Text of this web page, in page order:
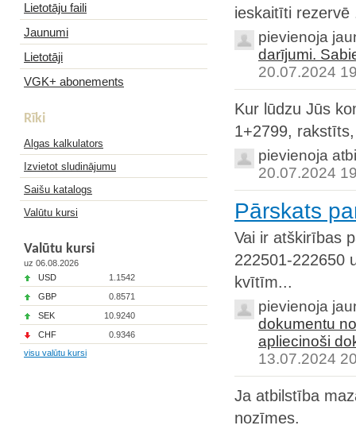
Lietotāju faili
Jaunumi
Lietotāji
VGK+ abonements
Rīki
Algas kalkulators
Izvietot sludinājumu
Saišu katalogs
Valūtu kursi
Valūtu kursi
uz 06.08.2026
USD
1.1542
GBP
0.8571
SEK
10.9240
CHF
0.9346
visu valūtu kursi
ieskaitīti rezervē
pievienoja
darījumi.
20.07.2024
Kur lūdzu Jūs
1+2799,
pievienoja
20.07.2024
Pārskats
Vai ir atškirības
222501-222650
kvītīm...
pievienoja
dokumentu
apliecinoši
13.07.2024
Ja atbilstība
nozīmes.